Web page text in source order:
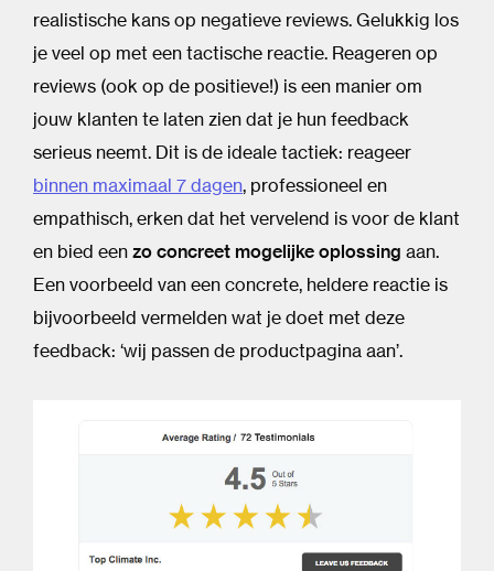
realistische kans op negatieve reviews. Gelukkig los
je veel op met een tactische reactie. Reageren op
reviews (ook op de positieve!) is een manier om
jouw klanten te laten zien dat je hun feedback
serieus neemt. Dit is de ideale tactiek: reageer
binnen maximaal 7 dagen, professioneel en
empathisch, erken dat het vervelend is voor de klant
en bied een zo concreet mogelijke oplossing aan.
Een voorbeeld van een concrete, heldere reactie is
bijvoorbeeld vermelden wat je doet met deze
feedback: ‘wij passen de productpagina aan’.